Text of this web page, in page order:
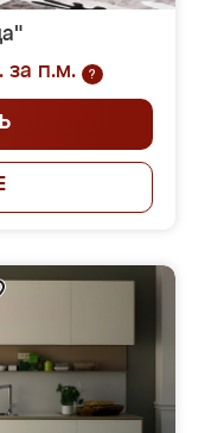
за п.м.
?